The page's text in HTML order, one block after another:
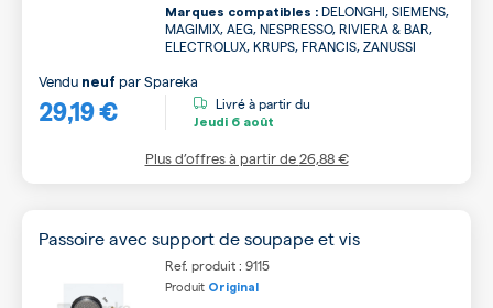
Marques compatibles : DELONGHI, SIEMENS,
MAGIMIX, AEG, NESPRESSO, RIVIERA & BAR,
ELECTROLUX, KRUPS, FRANCIS, ZANUSSI
29,19 €
Vendu neuf parSpareka
Livré à partir du
Jeudi 6 août
Plus d’offres à partir de26,88 €
Passoire avec support de soupape et vis
Ref. produit : 9115
Produit Original